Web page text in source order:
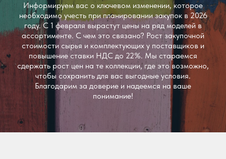
Информируем вас о ключевом изменении, которое
необходимо учесть при планировании закупок в 2026
году. С 1 февраля вырастут цены на ряд моделей в
ассортименте. С чем это связано? Рост закупочной
стоимости сырья и комплектующих у поставщиков и
повышение ставки НДС до 22%. Мы стараемся
сдержать рост цен на те коллекции, где это возможно,
чтобы сохранить для вас выгодные условия.
Благодарим за доверие и надеемся на ваше
понимание!